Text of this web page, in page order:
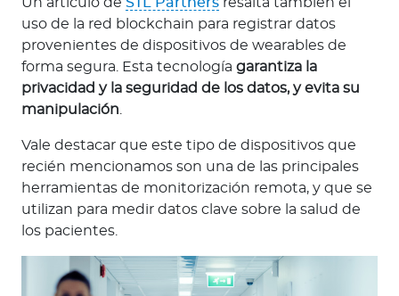
uso de la red blockchain para registrar datos
provenientes de dispositivos de wearables de
forma segura. Esta tecnología garantiza la
privacidad y la seguridad de los datos, y evita su
manipulación
Vale destacar que este tipo de dispositivos que
recién mencionamos son una de las principales
herramientas de monitorización remota, y que se
utilizan para medir datos clave sobre la salud de
los pacientes.